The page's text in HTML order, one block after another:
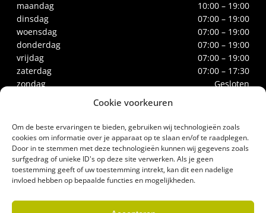
Cookie voorkeuren
Om de beste ervaringen te bieden, gebruiken wij technologieën zoals
cookies om informatie over je apparaat op te slaan en/of te raadplegen.
Door in te stemmen met deze technologieën kunnen wij gegevens zoals
surfgedrag of unieke ID's op deze site verwerken. Als je geen
toestemming geeft of uw toestemming intrekt, kan dit een nadelige
invloed hebben op bepaalde functies en mogelijkheden.
maandag
10:00 – 19:00
dinsdag
07:00 – 19:00
woensdag
07:00 – 19:00
donderdag
07:00 – 19:00
vrijdag
07:00 – 19:00
zaterdag
07:00 – 17:30
zondag
Gesloten
Biltstraat 66
3572BE Utrecht
Tel.030-2732186
biologischeslagerij@gerrittakke.nl